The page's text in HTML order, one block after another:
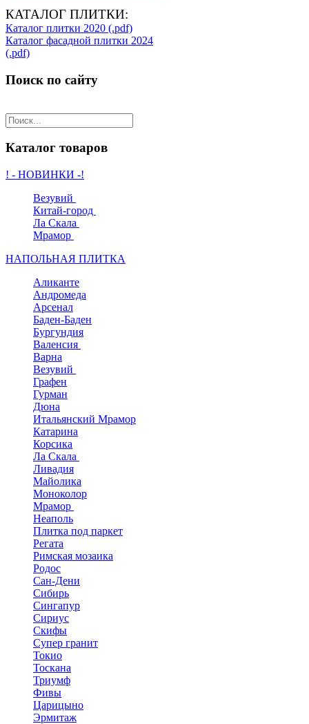
КАТАЛОГ ПЛИТКИ:
Каталог плитки 2020 (.pdf)
Каталог фасадной плитки 2024
(.pdf)
Поиск по сайту
Каталог товаров
! - НОВИНКИ -!
Везувий
Китай-город
Ла Скала
Мрамор
НАПОЛЬНАЯ ПЛИТКА
Аликанте
Андромеда
Арсенал
Баден-Баден
Бургундия
Валенсия
Варна
Везувий
Графен
Гурман
Дюна
Итальянский Мрамор
Катарина
Корсика
Ла Скала
Ливадия
Майолика
Моноколор
Мрамор
Неаполь
Плитка под паркет
Регата
Римская мозаика
Родос
Сан-Дени
Сибирь
Сингапур
Сириус
Скифы
Супер гранит
Токио
Тоскана
Триумф
Фивы
Царицыно
Эрмитаж